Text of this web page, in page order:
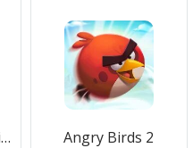
Angry Birds Evolution Angry Birds 2